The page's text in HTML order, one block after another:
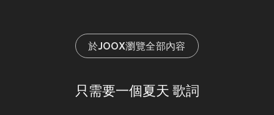
於JOOX瀏覽全部內容
只需要一個夏天 歌詞